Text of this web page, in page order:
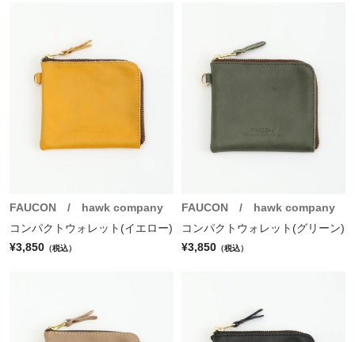
FAUCON / hawk company
コンパクトウォレット(イエロー)
¥3,850 （税込）
FAUCON / hawk company
コンパクトウォレット(グリーン)
¥3,850 （税込）